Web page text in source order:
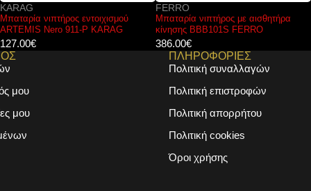
FERRO
Μπαταρία νιπτήρος με αισθητήρα
κίνησης BBB101S FERRO
386.00
KARAG
Μπαταρία νιπτήρος εντοιχισμού
ARTEMIS Cromo 911-P KARAG
111.00
μου
μου
ΠΛΗΡΟΦΟΡΙΕΣ
Πολιτική συναλλαγών
Πολιτική επιστροφών
Πολιτική απορρήτου
Πολιτική cookies
Όροι χρήσης